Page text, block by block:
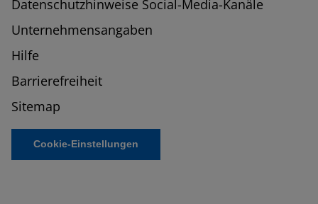
Datenschutzhinweise Social-Media-Kanäle
Unternehmensangaben
Hilfe
Barrierefreiheit
Sitemap
Cookie-Einstellungen